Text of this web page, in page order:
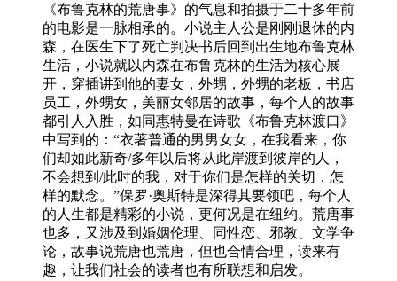
《布鲁克林的荒唐事》的气息和拍摄于二十多年前
的电影是一脉相承的。小说主人公是刚刚退休的内
森，在医生下了死亡判决书后回到出生地布鲁克林
生活，小说就以内森在布鲁克林的生活为核心展
开，穿插讲到他的妻女，外甥，外甥的老板，书店
员工，外甥女，美丽女邻居的故事，每个人的故事
都引人入胜，如同惠特曼在诗歌《布鲁克林渡口》
中写到的：“衣著普通的男男女女，在我看来，你
们却如此新奇/多年以后将从此岸渡到彼岸的人，
不会想到/此时的我，对于你们是怎样的关切，怎
样的默念。”保罗·奥斯特是深得其要领吧，每个人
的人生都是精彩的小说，更何况是在纽约。荒唐事
也多，又涉及到婚姻伦理、同性恋、邪教、文学争
论，故事说荒唐也荒唐，但也合情合理，读来有
趣，让我们社会的读者也有所联想和启发。